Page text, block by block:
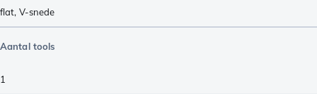
flat, V-snede
Aantal tools
1